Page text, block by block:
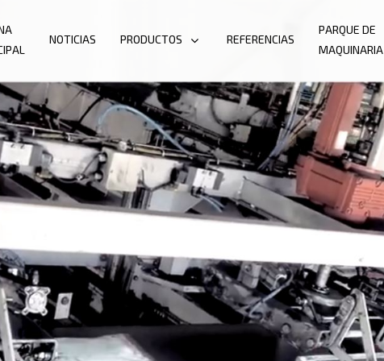
NOTICIAS PRODUCTOS REFERENCIAS
PARQUE DE
MAQUINARIA